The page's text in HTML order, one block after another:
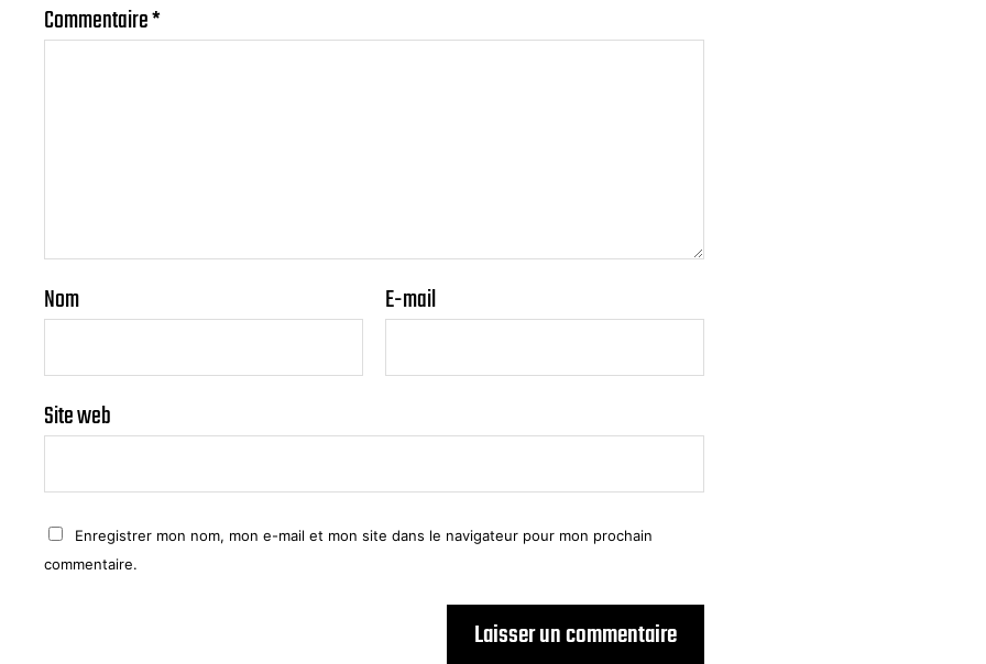
Commentaire*
Nom E-mail
Site web
Enregistrer mon nom, mon e-mail et mon site dans le navigateur pour mon prochain
commentaire.